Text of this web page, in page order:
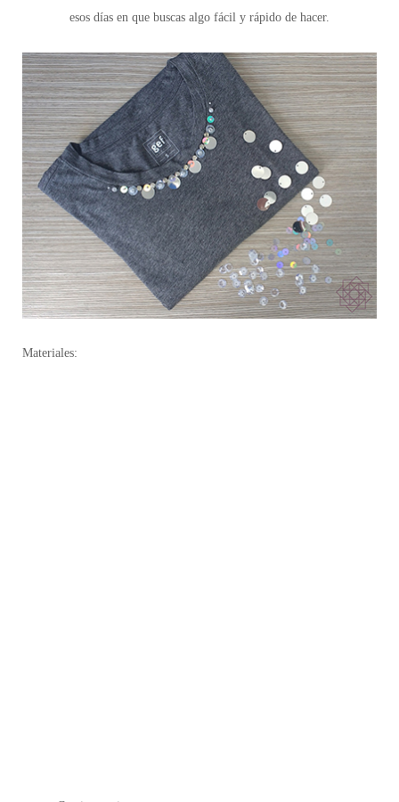
esos días en que buscas algo fácil y rápido de hacer.
Materiales: